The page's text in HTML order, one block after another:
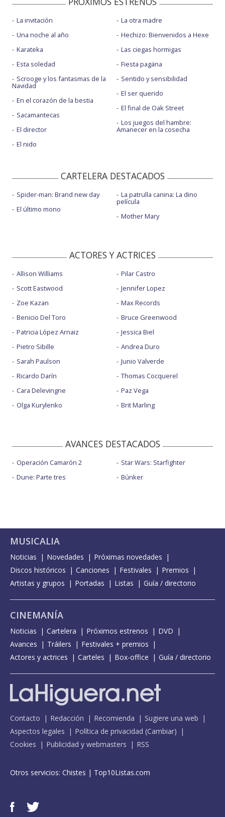
La invitación
Una noche al año
Karateka
Esta soledad
Scrooge y los fantasmas de la
Navidad
En el corazón de la bestia
Sacamantecas
El director
El nido
La otra madre
Hechizo: Bienvenidos a Hexe
Las ciegas hormigas
Fiesta pagäna
Sentido y sensibilidad
El ser querido
El final de Oak Street
Los juegos del hambre:
Amanecer en la cosecha
CARTELERA DESTACADOS
Spider-man: Brand new day
El último mono
La patrulla canina: La dino
película
Mother Mary
ACTORES Y ACTRICES
Allison Williams
Scott Eastwood
Zoe Kazan
Benicio Del Toro
Patricia López Arnaiz
Pietro Sibille
Sarah Paulson
Ricardo Darín
Cara Delevingne
Olga Kurylenko
Pilar Castro
Jennifer Lopez
Max Records
Bruce Greenwood
Jessica Biel
Andrea Duro
Junio Valverde
Thomas Cocquerel
Paz Vega
Brit Marling
AVANCES DESTACADOS
Operación Camarón 2
Dune: Parte tres
Star Wars: Starfighter
Búnker
MUSICALIA
Noticias Novedades
Próximas novedades
Discos históricos
Canciones Festivales
Premios
Artistas y grupos
Portadas Listas Guía / directorio
CINEMANÍA
Noticias Cartelera Próximos estrenos
DVD
Avances
Tráilers
Festivales + premios
Actores y actrices
Carteles Box-office Guía / directorio
Contacto Redacción Recomienda
Sugiere una web
Aspectos legales
Política de privacidad (Cambiar)
Cookies
Publicidad y webmasters RSS
Otros servicios: Chistes | Top10Listas.com